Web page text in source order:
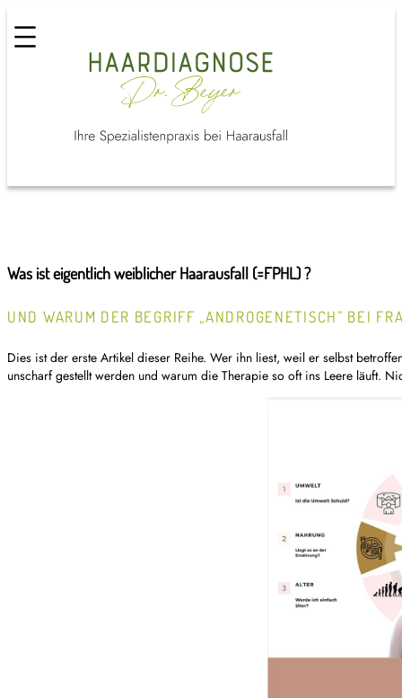
Was ist eigentlich weiblicher Haarausfall (=FPHL) ?
UND WARUM DER BEGRIFF „ANDROGENETISCH” BEI
Dies ist der erste Artikel dieser Reihe. Wer ihn liest, weil er selbst
unscharf gestellt werden und warum die Therapie so oft ins Leere läuft.